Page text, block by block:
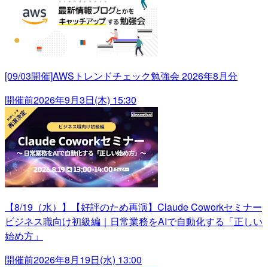
[09/03開催]AWSトレンドチェック勉強会 2026年8月分
開催前2026年9月3日(木) 15:30
【8/19（水）】【好評のため再演】Claude Coworkセミナー
ビジネス職向け初級編｜日常業務をAIで自動化する「正しい
始め方」
開催前2026年8月19日(水) 13:00